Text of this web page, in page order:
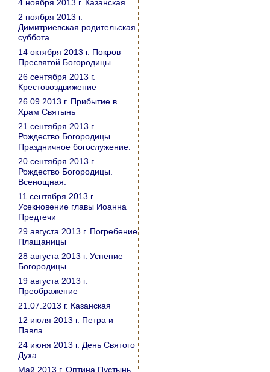
4 ноября 2013 г. Казанская
2 ноября 2013 г.
Димитриевская родительская
суббота.
14 октября 2013 г. Покров
Пресвятой Богородицы
26 сентября 2013 г.
Крестовоздвижение
26.09.2013 г. Прибытие в
Храм Святынь
21 сентября 2013 г.
Рождество Богородицы.
Праздничное богослужение.
20 сентября 2013 г.
Рождество Богородицы.
Всенощная.
11 сентября 2013 г.
Усекновение главы Иоанна
Предтечи
29 августа 2013 г. Погребение
Плащаницы
28 августа 2013 г. Успение
Богородицы
19 августа 2013 г.
Преображение
21.07.2013 г. Казанская
12 июля 2013 г. Петра и
Павла
24 июня 2013 г. День Святого
Духа
Май 2013 г. Оптина Пустынь